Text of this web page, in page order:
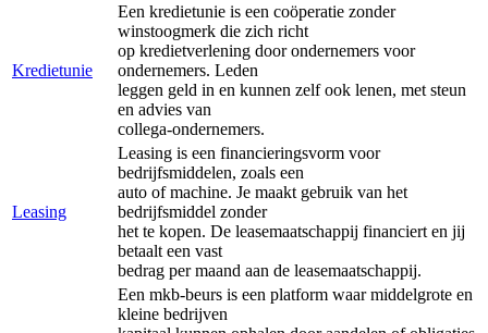
Kredietunie
Een kredietunie is een coöperatie zonder
winstoogmerk die zich richt
op kredietverlening door ondernemers voor
ondernemers. Leden
leggen geld in en kunnen zelf ook lenen, met steun
en advies van
collega-ondernemers.
Leasing
Leasing is een financieringsvorm voor
bedrijfsmiddelen, zoals een
auto of machine. Je maakt gebruik van het
bedrijfsmiddel zonder
het te kopen. De leasemaatschappij financiert en jij
betaalt een vast
bedrag per maand aan de leasemaatschappij.
Een mkb-beurs is een platform waar middelgrote en
kleine bedrijven